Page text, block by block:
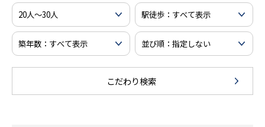
こだわり検索